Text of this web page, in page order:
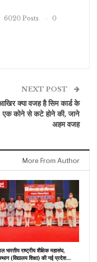
6020 Posts
0
NEXT POST
क्या वजह है सिम कार्ड के
एक कोने से कटे होने की, जाने
अहम वजह
More From Author
भारतीय राष्ट्रीय शैक्षिक महासंघ,
(विद्यालय शिक्षा) की नई प्रदेश…